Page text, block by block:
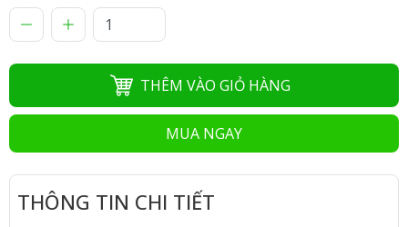
THÊM VÀO GIỎ HÀNG
MUA NGAY
THÔNG TIN CHI TIẾT